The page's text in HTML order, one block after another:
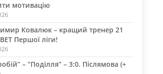
мотивацію
Ковалюк – кращий тренер 21
Першої ліги!
– “Поділля” – 3:0. Післямова (+